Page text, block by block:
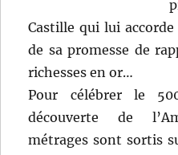
Castille qui lui
de sa promesse de
richesses en or…
Pour célébrer le
découverte de
métrages sont sortis